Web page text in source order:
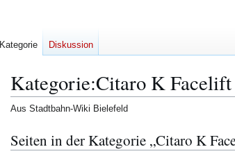
Kategorie:Citaro K Facelift
Aus Stadtbahn-Wiki Bielefeld
Zur
Navigation
Zur
Suche
Seiten in der Kategorie „Citaro K
Kategorie Diskussion